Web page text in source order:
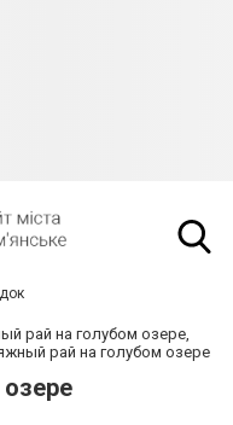
рай на голубом озере,
рай на голубом озере